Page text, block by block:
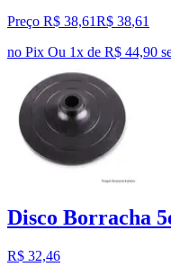
Preço R$ 38,61R$ 38,61
no Pix Ou 1x de R$ 44,90
Disco Borracha
R$ 32,46